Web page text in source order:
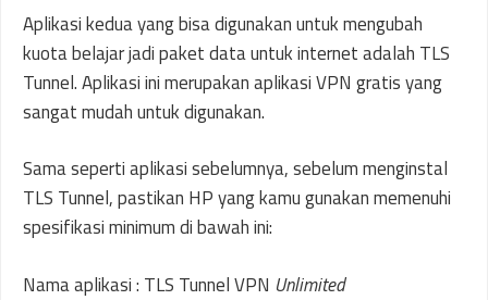
Aplikasi kedua yang bisa digunakan untuk mengubah
kuota belajar jadi paket data untuk internet adalah TLS
Tunnel. Aplikasi ini merupakan aplikasi VPN gratis yang
sangat mudah untuk digunakan.
Sama seperti aplikasi sebelumnya, sebelum menginstal
TLS Tunnel, pastikan HP yang kamu gunakan memenuhi
spesifikasi minimum di bawah ini:
Nama aplikasi : TLS Tunnel VPN Unlimited